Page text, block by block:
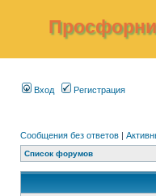
Вход Регистрация
Сообщения без ответов |
Список форумов